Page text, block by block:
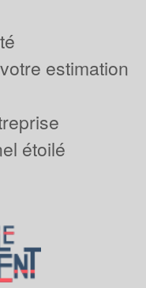
estimation
étoilé